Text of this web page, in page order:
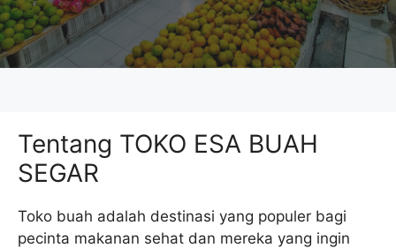
Tentang TOKO ESA BUAH
SEGAR
Toko buah adalah destinasi yang populer bagi
pecinta makanan sehat dan mereka yang ingin